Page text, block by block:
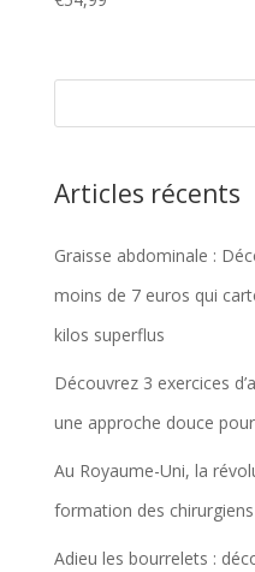
Articles récents
Graisse abdominale :
moins de 7 euros qui
kilos superflus
Découvrez 3 exercices
une approche douce
Au Royaume-Uni, la
formation des
Adieu les bourrelets :